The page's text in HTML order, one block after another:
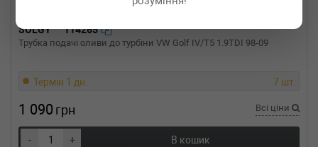
SOLGY 114265
Трубка подачі оливи до турбіни VW Golf IV/T5 1.9TDI 98-09
Термін 1 дн. 7 шт.
1 090 грн Всі ціни
- + В кошик